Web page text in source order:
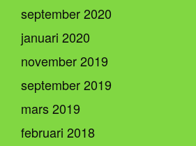
september 2020
januari 2020
november 2019
september 2019
mars 2019
februari 2018